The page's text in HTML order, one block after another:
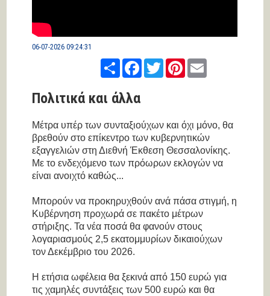
06-07-2026 09:24:31
ShareFacebook
TwitterPinterestEmail
Πολιτικά και άλλα
Μέτρα υπέρ των συνταξιούχων και όχι μόνο, θα
βρεθούν στο επίκεντρο των κυβερνητικών
εξαγγελιών στη Διεθνή Έκθεση Θεσσαλονίκης.
Με το ενδεχόμενο των πρόωρων εκλογών να
είναι ανοιχτό καθώς...
Μπορούν να προκηρυχθούν ανά πάσα στιγμή, η
Κυβέρνηση προχωρά σε πακέτο μέτρων
στήριξης. Τα νέα ποσά θα φανούν στους
λογαριασμούς 2,5 εκατομμυρίων δικαιούχων
τον Δεκέμβριο του 2026.
Η ετήσια ωφέλεια θα ξεκινά από 150 ευρώ για
τις χαμηλές συντάξεις των 500 ευρώ και θα